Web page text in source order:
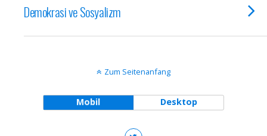
Demokrasi ve Sosyalizm
Zum Seitenanfang
Mobil Desktop